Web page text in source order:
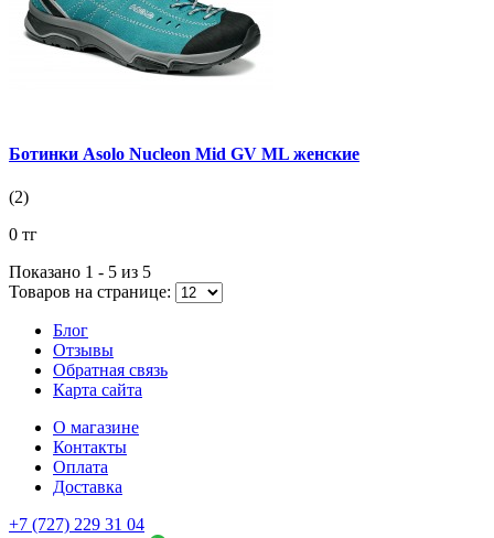
Ботинки Asolo Nucleon Mid GV ML женские
(2)
0 тг
Показано 1 - 5 из 5
Товаров на странице:
Блог
Отзывы
Обратная связь
Карта сайта
О магазине
Контакты
Оплата
Доставка
+7 (727) 229 31 04